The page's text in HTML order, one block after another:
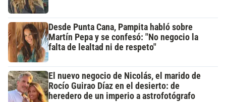
Desde Punta Cana, Pampita habló sobre
Martín Pepa y se confesó: "No negocio la
falta de lealtad ni de respeto"
El nuevo negocio de Nicolás, el marido de
Rocío Guirao Díaz en el desierto: de
heredero de un imperio a astrofotógrafo